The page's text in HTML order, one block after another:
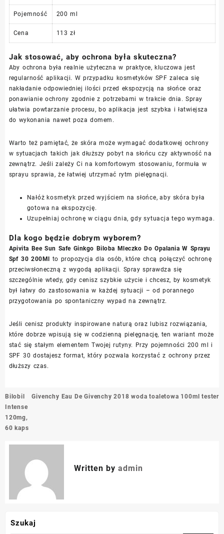
Pojemność 200 ml
Cena 113 zł
Jak stosować, aby ochrona była skuteczna?
Aby ochrona była realnie użyteczna w praktyce, kluczowa jest
regularność aplikacji. W przypadku kosmetyków SPF zaleca się
nakładanie odpowiedniej ilości przed ekspozycją na słońce oraz
ponawianie ochrony zgodnie z potrzebami w trakcie dnia. Spray
ułatwia powtarzanie procesu, bo aplikacja jest szybka i łatwiejsza
do wykonania nawet poza domem.
Warto też pamiętać, że skóra może wymagać dodatkowej ochrony
w sytuacjach takich jak dłuższy pobyt na słońcu czy aktywność na
zewnątrz. Jeśli zależy Ci na komfortowym stosowaniu, formuła w
sprayu sprawia, że łatwiej utrzymać rytm pielęgnacji.
Nałóż kosmetyk przed wyjściem na słońce, aby skóra była
gotowa na ekspozycję.
Uzupełniaj ochronę w ciągu dnia, gdy sytuacja tego wymaga.
Dla kogo będzie dobrym wyborem?
Apivita Bee Sun Safe Ginkgo Biloba Mleczko Do Opalania W Sprayu
Spf 30 200Ml to propozycja dla osób, które chcą połączyć ochronę
przeciwsłoneczną z wygodą aplikacji. Spray sprawdza się
szczególnie wtedy, gdy cenisz szybkie użycie i chcesz, by kosmetyk
był łatwy do zastosowania w każdej sytuacji – od porannego
przygotowania po spontaniczny wypad na zewnątrz.
Jeśli cenisz produkty inspirowane naturą oraz lubisz rozwiązania,
które dobrze wpisują się w codzienną pielęgnację, ten wariant może
stać się stałym elementem Twojej rutyny. Przy pojemności 200 ml i
SPF 30 dostajesz format, który pozwala korzystać z ochrony przez
dłuższy czas.
Nawigacja
wpisu
Bilobil
Intense
120mg,
60 kaps
Givenchy Eau De Givenchy 2018 woda toaletowa 100ml tester
Written by admin
Szukaj